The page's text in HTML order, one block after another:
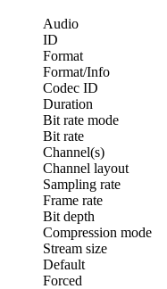
Audio
ID :
Format
Format/Info :
Codec ID
Duration :
Bit rate
Bit rate : 1
Channel(s)
Channel
Sampling
Frame rate :
Bit depth
Compression
Stream size
Default
Forced